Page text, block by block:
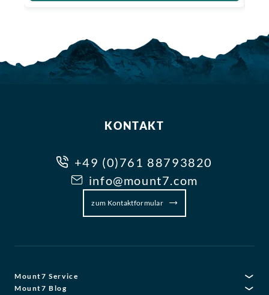
KONTAKT
+49 (0)761 88793820
info@mount7.com
zum Kontaktformular
Mount7 Service
Mount7 Blog